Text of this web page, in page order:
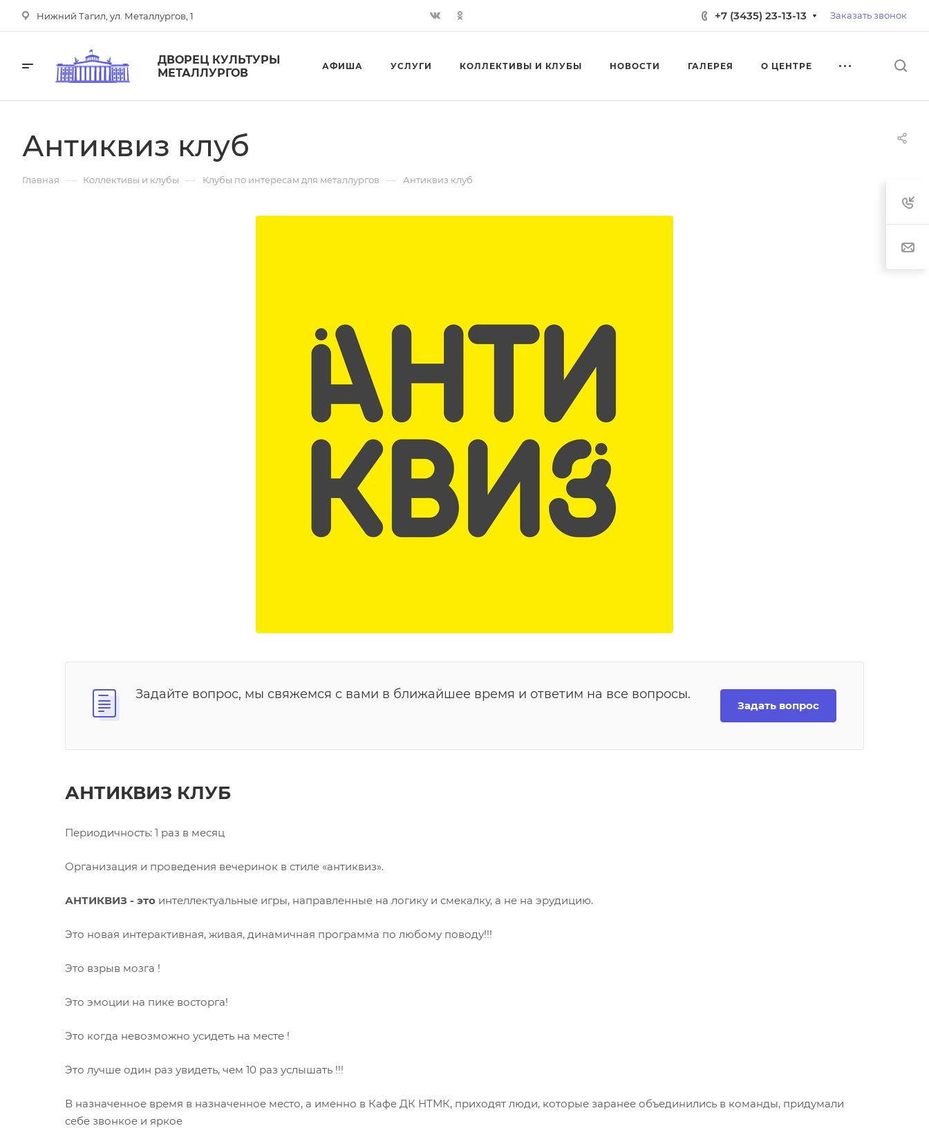
Нижний Тагил, ул. Металлургов, 1 +7 (3435) 23-13-13 Заказать звонок
ДВОРЕЦ КУЛЬТУРЫ
МЕТАЛЛУРГОВ
АФИША УСЛУГИ КОЛЛЕКТИВЫ И КЛУБЫ НОВОСТИ ГАЛЕРЕЯ О ЦЕНТРЕ
Антиквиз клуб
Главная — Коллективы и клубы — Клубы по интересам для металлургов — Антиквиз клуб
Задайте вопрос, мы свяжемся с вами в ближайшее время и ответим на все вопросы.
Задать вопрос
АНТИКВИЗ КЛУБ
Периодичность: 1 раз в месяц
Организация и проведения вечеринок в стиле «антиквиз».
АНТИКВИЗ - это интеллектуальные игры, направленные на логику и смекалку, а не на эрудицию.
Это новая интерактивная, живая, динамичная программа по любому поводу!!!
Это взрыв мозга !
Это эмоции на пике восторга!
Это когда невозможно усидеть на месте !
Это лучше один раз увидеть, чем 10 раз услышать !!!
В назначенное время в назначенное место, а именно в Кафе ДК НТМК, приходят люди, которые заранее объединились в команды, придумали
себе звонкое и яркое